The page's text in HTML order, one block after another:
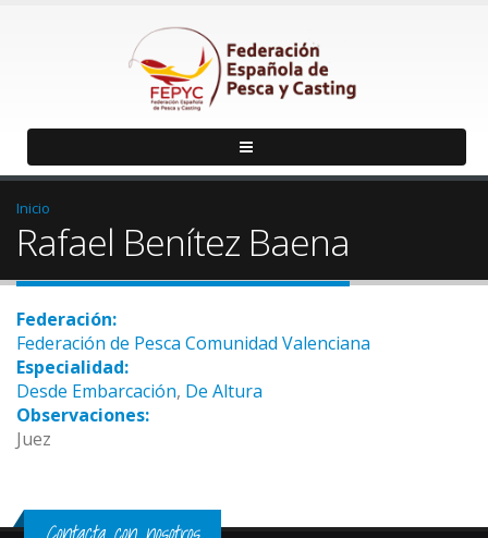
Inicio
Rafael Benítez Baena
Federación:
Federación de Pesca Comunidad Valenciana
Especialidad:
Desde Embarcación, De Altura
Observaciones:
Juez